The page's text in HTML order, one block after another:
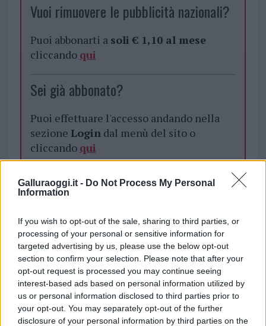
Galluraoggi.it - Do Not Process My Personal
Information
If you wish to opt-out of the sale, sharing to third parties, or
processing of your personal or sensitive information for
targeted advertising by us, please use the below opt-out
section to confirm your selection. Please note that after your
opt-out request is processed you may continue seeing
interest-based ads based on personal information utilized by
us or personal information disclosed to third parties prior to
your opt-out. You may separately opt-out of the further
disclosure of your personal information by third parties on the
Vuoi rimuovere le pubblicità nazionali?
Puoi abbonarti a soli € 1,10 al mese
cliccando qui
Sei già abbonato?
Puoi effettuare l'accesso andando nella
sezione Logindal menù del sito o
cliccando qui
TEMI: Campo Scopigno
Esordienti Santa Teresa
Manlio Scopigno
Marco Piga
Mario Piga
Memorial Marco Piga
Notizie Palau
Torneo Palau
Notizie in tempo reale?
Entra nel canale telegram di
GalluraOggi.it